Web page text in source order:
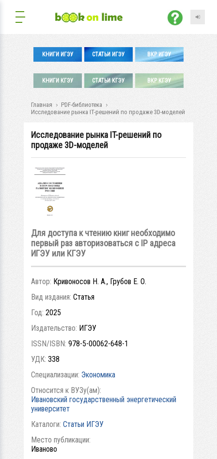
КНИГИ ИГЭУ СТАТЬИ ИГЭУ ВКР ИГЭУ
КНИГИ КГЭУ СТАТЬИ КГЭУ ВКР КГЭУ
Главная
PDF-библиотека
Исследование рынка IT-решений по продаже 3D-моделей
Исследование рынка IT-решений по
продаже 3D-моделей
Для доступа к чтению книг необходимо
первый раз авторизоваться с IP адреса
ИГЭУ или КГЭУ
Автор: Кривоносов Н. А., Грубов Е. О.
Вид издания: Статья
Год: 2025
Издательство: ИГЭУ
ISSN/ISBN: 978-5-00062-648-1
УДК: 338
Специализации: Экономика
Относится к ВУЗу(ам):
Ивановский государственный энергетический
университет
Каталоги: Статьи ИГЭУ
Место публикации:
Иваново